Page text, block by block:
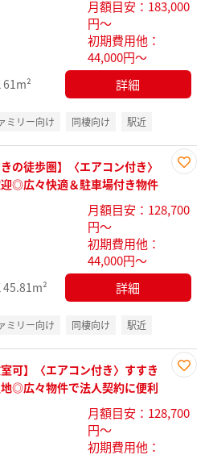
録
月額目安：183,000
円～
初期費用他：
44,000円～
61m² 詳細
ミリー向け 同棲向け 駅近
り登
きの徒歩圏】〈エアコン付き〉
◎広々快適＆駐車場付き物件
月額目安：128,700
円～
初期費用他：
44,000円～
45.81m² 詳細
ミリー向け 同棲向け 駅近
り登
室可】〈エアコン付き〉すすき
◎広々物件で法人契約に便利
月額目安：128,700
円～
初期費用他：